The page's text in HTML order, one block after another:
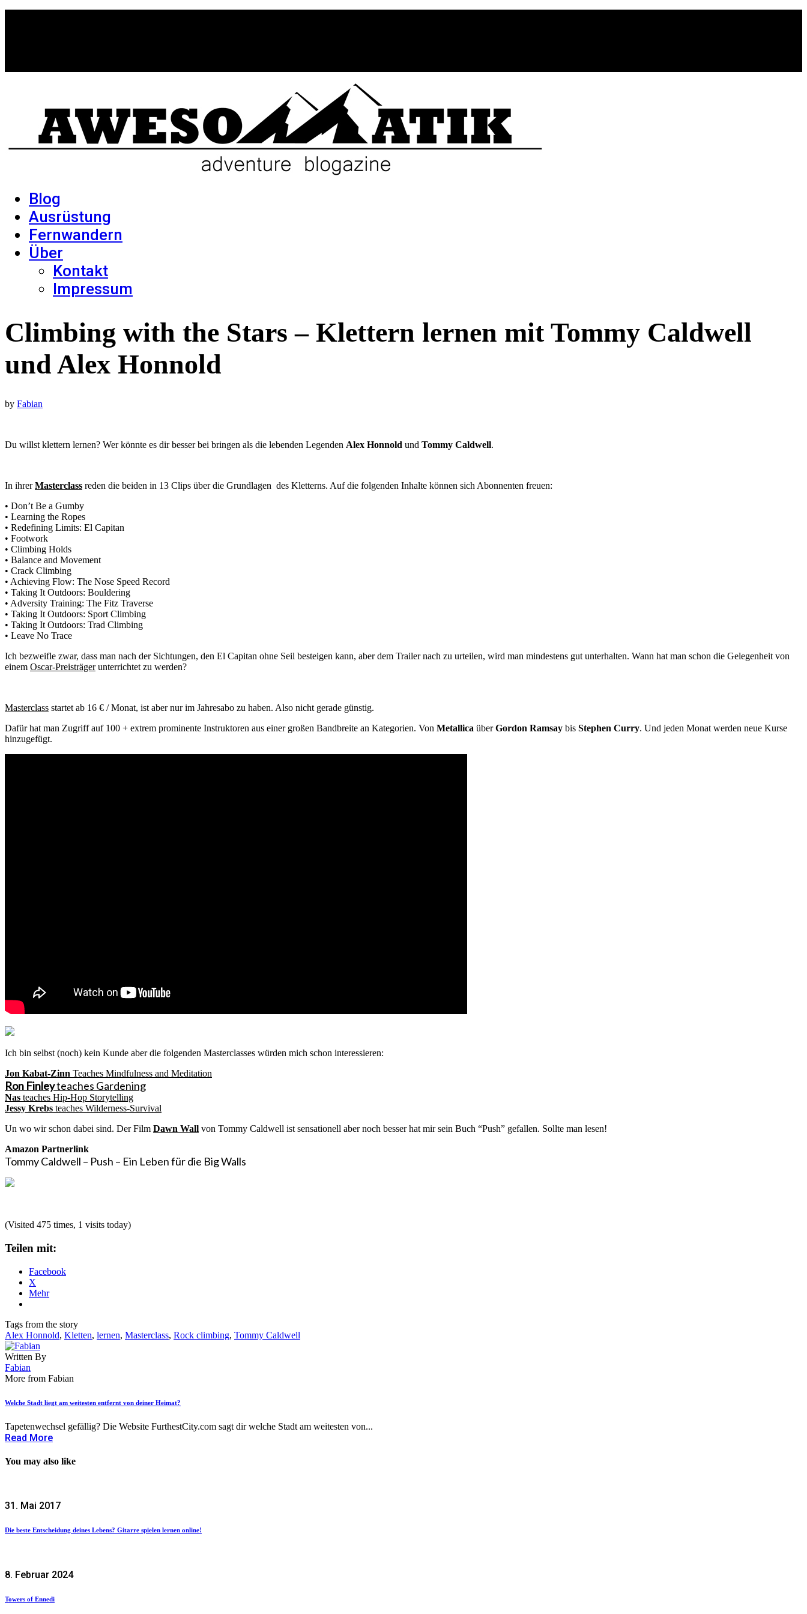
Blog
Ausrüstung
Fernwandern
Über
Kontakt
Impressum
Climbing with the Stars – Klettern lernen mit Tommy Caldwell
und Alex Honnold
by Fabian
Du willst klettern lernen? Wer könnte es dir besser bei bringen als die lebenden Legenden Alex Honnold und Tommy Caldwell.
In ihrerMasterclass reden die beiden in 13 Clips über die Grundlagen des Kletterns. Auf die folgenden Inhalte können sich Abonnenten freuen:
• Don’t Be a Gumby
• Learning the Ropes
• Redefining Limits: El Capitan
• Footwork
• Climbing Holds
• Balance and Movement
• Crack Climbing
• Achieving Flow: The Nose Speed Record
• Taking It Outdoors: Bouldering
• Adversity Training: The Fitz Traverse
• Taking It Outdoors: Sport Climbing
• Taking It Outdoors: Trad Climbing
• Leave No Trace
Ich bezweifle zwar, dass man nach der Sichtungen, den El Capitan ohne Seil besteigen kann, aber dem Trailer nach zu urteilen, wird man mindestens gut unterhalten. Wann hat man schon die Gelegenheit von
einem Oscar-Preisträgerunterrichtet zu werden?
Masterclass startet ab 16 € / Monat, ist aber nur im Jahresabo zu haben. Also nicht gerade günstig.
Dafür hat man Zugriff auf 100 + extrem prominente Instruktoren aus einer großen Bandbreite an Kategorien. Von Metallica überGordon Ramsay bis Stephen Curry. Und jeden Monat werden neue Kurse
hinzugefügt.
Ich bin selbst (noch) kein Kunde aber die folgenden Masterclasses würden mich schon interessieren:
Jon Kabat-Zinn Teaches Mindfulness and Meditation
Ron Finleyteaches Gardening
Nas teaches Hip-Hop Storytelling
Jessy Krebs teaches Wilderness-Survival
Un wo wir schon dabei sind. Der Film Dawn Wall von Tommy Caldwell ist sensationell aber noch besser hat mir sein Buch “Push” gefallen. Sollte man lesen!
Amazon Partnerlink
Tommy Caldwell – Push – Ein Leben für die Big Walls
(Visited 475 times, 1 visits today)
Teilen mit:
Facebook
X
Mehr
Tags from the story
Alex Honnold, Kletten, lernen, Masterclass, Rock climbing, Tommy Caldwell
Written By
Fabian
More from Fabian
Welche Stadt liegt am weitesten entfernt von deiner Heimat?
Tapetenwechsel gefällig? Die Website FurthestCity.com sagt dir welche Stadt am weitesten von...
Read More
You may also like
31. Mai 2017
Die beste Entscheidung deines Lebens? Gitarre spielen lernen online!
8. Februar 2024
Towers of Ennedi